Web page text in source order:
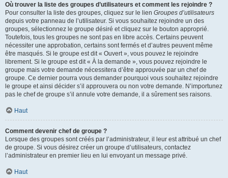
Où trouver la liste des groupes d’utilisateurs et comment les rejoindre ?
Pour consulter la liste des groupes, cliquez sur le lien Groupes d’utilisateurs
depuis votre panneau de l’utilisateur. Si vous souhaitez rejoindre un des
groupes, sélectionnez le groupe désiré et cliquez sur le bouton approprié.
Toutefois, tous les groupes ne sont pas en libre accès. Certains peuvent
nécessiter une approbation, certains sont fermés et d’autres peuvent même
être masqués. Si le groupe est dit « Ouvert », vous pouvez le rejoindre
librement. Si le groupe est dit « À la demande », vous pouvez rejoindre le
groupe mais votre demande nécessitera d’être approuvée par un chef de
groupe. Ce dernier pourra vous demander pourquoi vous souhaitez rejoindre
le groupe et ainsi décider s’il approuvera ou non votre demande. N’importunez
pas le chef de groupe s’il annule votre demande, il a sûrement ses raisons.
Haut
Comment devenir chef de groupe ?
Lorsque des groupes sont créés par l’administrateur, il leur est attribué un chef
de groupe. Si vous désirez créer un groupe d’utilisateurs, contactez
l’administrateur en premier lieu en lui envoyant un message privé.
Haut